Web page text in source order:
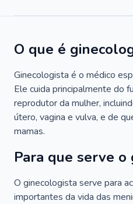
O que é
Ginecologista é o médico
Ele cuida principalmente do
reprodutor da mulher,
útero, vagina e vulva, e de
mamas.
Para que serve o
O ginecologista serve para
importantes da vida das